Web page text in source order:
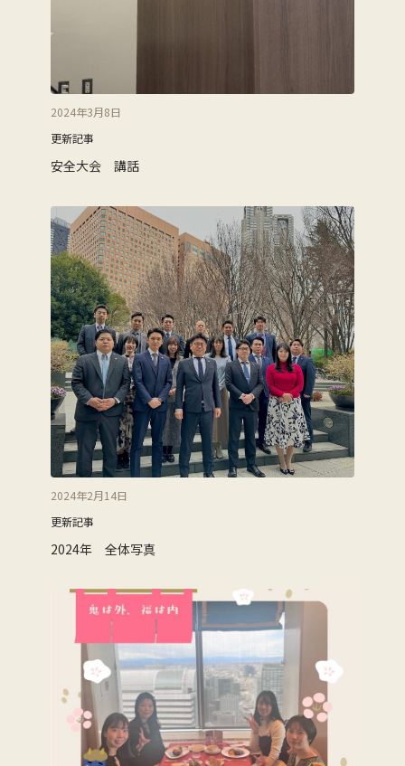
2024年3月8日
更新記事
安全大会 講話
2024年2月14日
更新記事
2024年 全体写真